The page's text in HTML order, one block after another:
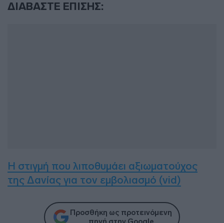
ΔΙΑΒΑΣΤΕ ΕΠΙΣΗΣ:
Η στιγμή που λιποθυμάει αξιωματούχος
της Δανίας για τον εμβολιασμό (vid)
Προσθήκη ως προτεινόμενη